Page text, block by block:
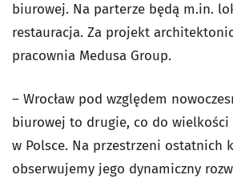
biurowej. Na parterze będą m.in.
restauracja. Za projekt
pracownia Medusa Group.
– Wrocław pod względem
biurowej to drugie, co do
w Polsce. Na przestrzeni ostatnich
obserwujemy jego dynamiczny